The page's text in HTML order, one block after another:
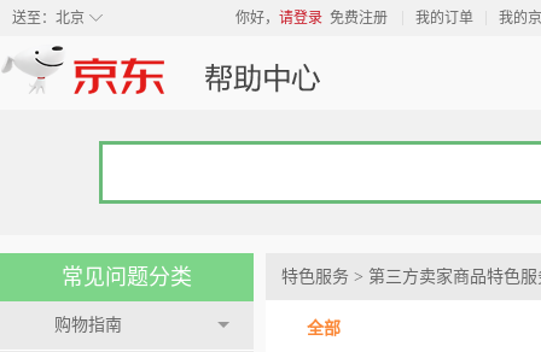
◇
送至： 北京 你好， 请登录 免费注册 我的订单 我的
常见问题分类
购物指南
特色服务 > 第三方卖家商品特色服
全部